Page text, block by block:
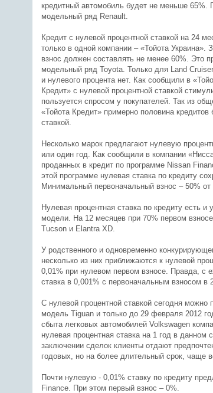
кредитный автомобиль будет не меньше 65%.
модельный ряд Renault.
Кредит с нулевой процентной ставкой на 24
только в одной компании – «Тойота
взнос должен составлять не менее 60%. Это
модельный ряд Toyota. Только для Land
и нулевого процента нет. Как сообщили в
Кредит» с нулевой процентной ставкой
пользуется спросом у покупателей. Так из
«Тойота Кредит» примерно половина
ставкой.
Несколько марок предлагают нулевую
или один год. Как сообщили в компании
проданных в кредит по программе Nissan
этой программе нулевая ставка по кредиту
Минимальный первоначальный взнос – 50% от
Нулевая процентная ставка по кредиту есть
модели. На 12 месяцев при 70% первом
Tucson и Elantra XD.
У родственного и одновременно
несколько из них приближаются к нулевой
0,01% при нулевом первом взносе. Правда, с
ставка в 0,001% с первоначальным взносом в
С нулевой процентной ставкой сегодня можно
модель Tiguan и только до 29 февраля 2012
сбыта легковых автомобилей Volkswagen
нулевая процентная ставка на 1 год в
заключении сделок клиенты отдают
годовых, но на более длительный срок, чаще
Почти нулевую - 0,01% ставку по кредиту
Finance. При этом первый взнос – 0%.